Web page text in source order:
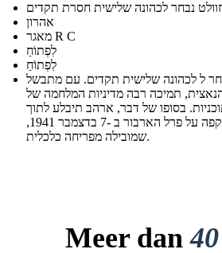
נבחר לכהונה שלישית חסרת תקדים
אהרון
מאגר R C
לִפְתוֹחַ
לִפְתוֹחַ
ל לכהונה שלישית תקדים. עם מתבשל
תמיכה רבה מדיניות המלחמה של
בסופו של דבר, ארהב תיבלע לתוך
מלחמת העולם השנייה עם ההתקפה על פרל הארבור ב -7 בדצמבר 1941,
שמובילה מפריחה כלכלית.
Meer dan